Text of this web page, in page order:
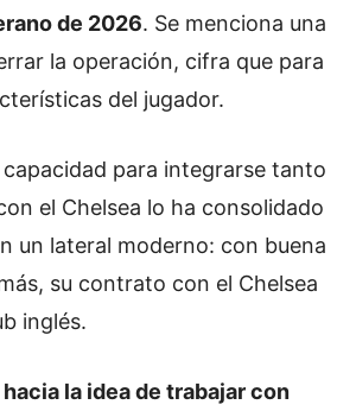
de 2026. Se menciona una
la operación, cifra que para
del jugador.
capacidad para integrarse tanto
el Chelsea lo ha consolidado
un lateral moderno: con buena
su contrato con el Chelsea
inglés.
la idea de trabajar con